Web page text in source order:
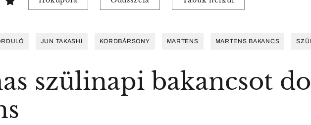
JUN TAKASHI KORDBÁRSONY MARTENS MARTENS BAKANCS
szülinapi bakancsot